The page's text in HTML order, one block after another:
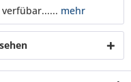
mehr